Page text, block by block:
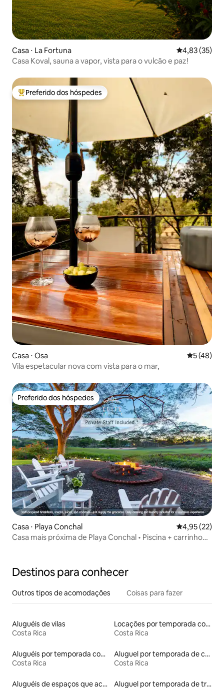
Casa ⋅ La Fortuna 4,83 de uma
4,83 (35)
Casa Koval, sauna a vapor, vista para o vulcão e paz!
Entre os melhores preferidos dos hóspedes
Preferido dos hóspedes
Casa ⋅ Osa 5 de uma
5 (48)
Vila espetacular nova com vista para o mar,
Preferido dos hóspedes
Preferido dos hóspedes
Casa ⋅ Playa Conchal 4,95 de uma
4,95 (22)
Casa mais próxima de Playa Conchal • Piscina + carrinho
Destinos para conhecer
Outros tipos de acomodações Coisas para fazer
Aluguéis de vilas
Costa Rica
Locações por temporada com piscina
Costa Rica
Aluguéis por temporada com suítes privativas
Costa Rica
Aluguel por temporada de casas de veraneio
Costa Rica
Aluguéis de espaços que aceitam animais de estimação
Aluguel por temporada de trailers